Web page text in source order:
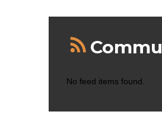
No feed items found.